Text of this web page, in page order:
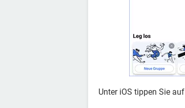
Unter iOS tippen Sie auf